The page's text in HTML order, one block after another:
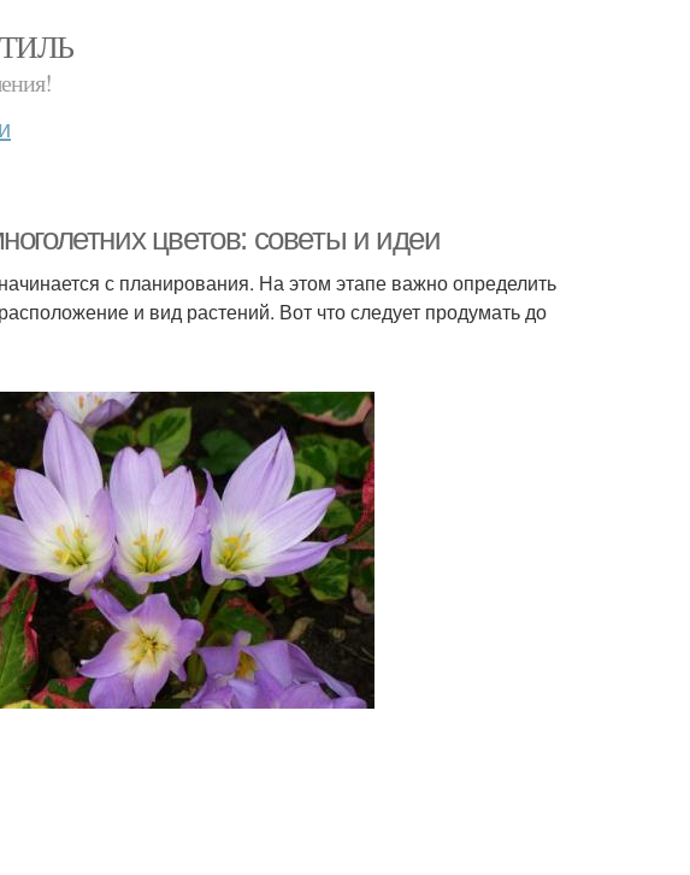
цветов: советы и идеи
с планирования. На этом этапе важно определить
и вид растений. Вот что следует продумать до